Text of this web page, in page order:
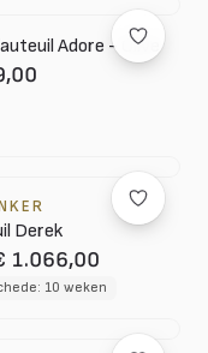
Adore - Olive
Derek
1.066,00
10 weken